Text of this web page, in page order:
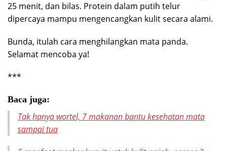
25 menit, dan bilas. Protein dalam putih telur
dipercaya mampu mengencangkan kulit secara alami.
Bunda, itulah cara menghilangkan mata panda.
Selamat mencoba ya!
***
Baca juga:
Tak hanya wortel, 7 makanan bantu kesehatan mata
sampai tua